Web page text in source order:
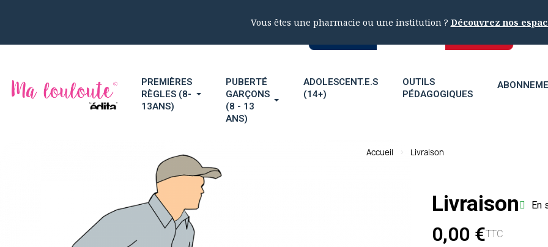
Vous êtes une pharmacie ou une institution ? Découvrez nos
PREMIÈRES
RÈGLES (8-
13ANS)
PUBERTÉ
GARÇONS
(8 - 13
ANS)
ADOLESCENT.E.S
(14+)
OUTILS
PÉDAGOGIQUES
Accueil Livraison
Livraison En
0,00 €TTC